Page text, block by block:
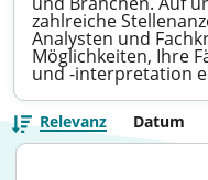
zahlreiche
Analysten und
Möglichkeiten, Ihre
und -interpretation
Relevanz Datum